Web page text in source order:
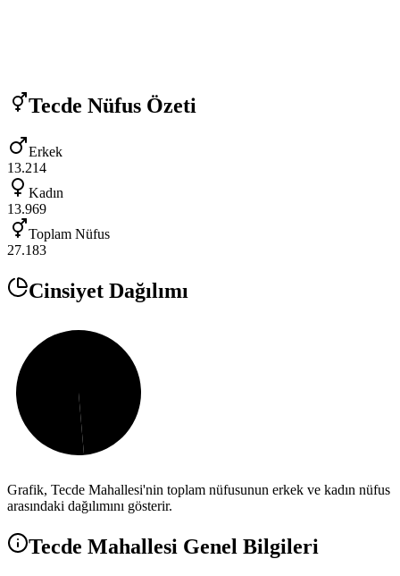
Tecde Nüfus Özeti
Erkek
13.214
Kadın
13.969
Toplam Nüfus
27.183
Cinsiyet Dağılımı
Grafik, Tecde Mahallesi'nin toplam nüfusunun erkek ve kadın nüfus
arasındaki dağılımını gösterir.
Tecde Mahallesi Genel Bilgileri